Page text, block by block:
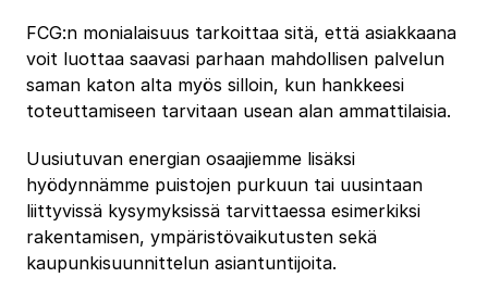
FCG:n monialaisuus tarkoittaa sitä, että asiakkaana
voit luottaa saavasi parhaan mahdollisen palvelun
saman katon alta myös silloin, kun hankkeesi
toteuttamiseen tarvitaan usean alan ammattilaisia.
Uusiutuvan energian osaajiemme lisäksi
hyödynnämme puistojen purkuun tai uusintaan
liittyvissä kysymyksissä tarvittaessa esimerkiksi
rakentamisen, ympäristövaikutusten sekä
kaupunkisuunnittelun asiantuntijoita.